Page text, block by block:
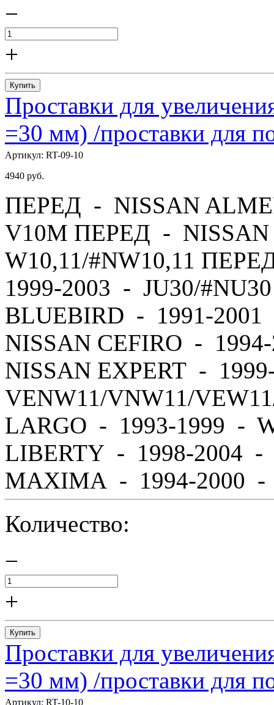
−
+
Купить
Проставки для
=30 мм) /проставки для
Артикул: RT-09-10
4940 руб.
ПЕРЕД - NISSAN
V10M ПЕРЕД -
W10,11/#NW10,11
1999-2003 - JU30/
BLUEBIRD - 1991-
NISSAN CEFIRO -
NISSAN EXPERT -
VENW11/VNW11/
LARGO - 1993-1999 -
LIBERTY - 1998-2004
MAXIMA - 1994-2000 -
Количество:
−
+
Купить
Проставки для
=30 мм) /проставки для
Артикул: RT-10-10